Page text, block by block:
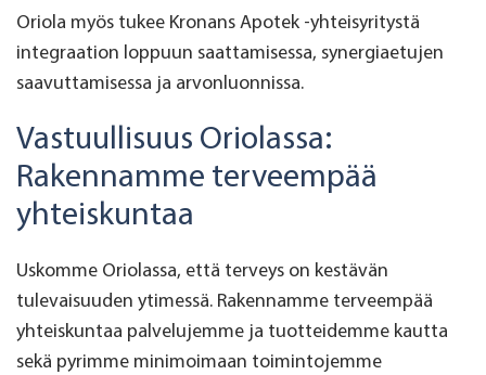
Oriola myös tukee Kronans Apotek -yhteisyritystä
integraation loppuun saattamisessa, synergiaetujen
saavuttamisessa ja arvonluonnissa.
Vastuullisuus Oriolassa:
Rakennamme terveempää
yhteiskuntaa
Uskomme Oriolassa, että terveys on kestävän
tulevaisuuden ytimessä. Rakennamme terveempää
yhteiskuntaa palvelujemme ja tuotteidemme kautta
sekä pyrimme minimoimaan toimintojemme